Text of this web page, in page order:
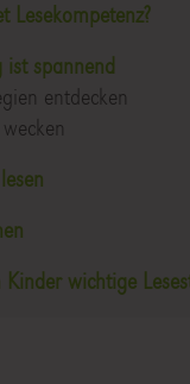
Lesekompetenz?
spannend
entdecken
wichtige